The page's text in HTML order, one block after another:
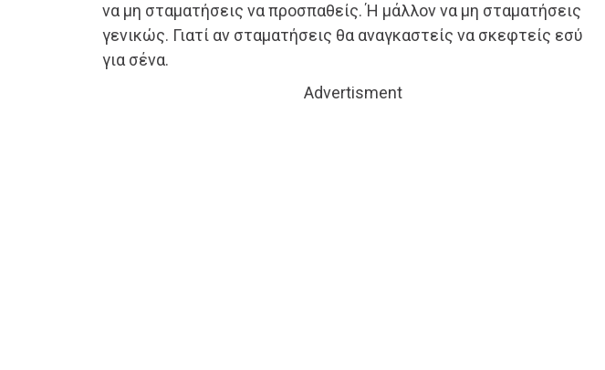
να μη σταματήσεις να προσπαθείς. Ή μάλλον να μη σταματήσεις
γενικώς. Γιατί αν σταματήσεις θα αναγκαστείς να σκεφτείς εσύ
για σένα.
Advertisment